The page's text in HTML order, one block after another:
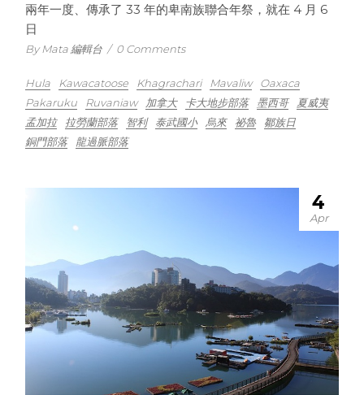
兩年一度、傳承了 33 年的卑南族聯合年祭，就在 4 月 6
日
By Mata 編輯台 / 0 Comments
Hula Kawacatoose Khagrachari Mavaliw
Oaxaca
Pakaruku
Ruvaniaw 加拿大 卡大地步部落 墨西哥
夏威夷
孟加拉
拉勞蘭部落 智利 泰武國小 烏來 祕魯
鄒族日
銅門部落
龍過脈部落
4
Apr